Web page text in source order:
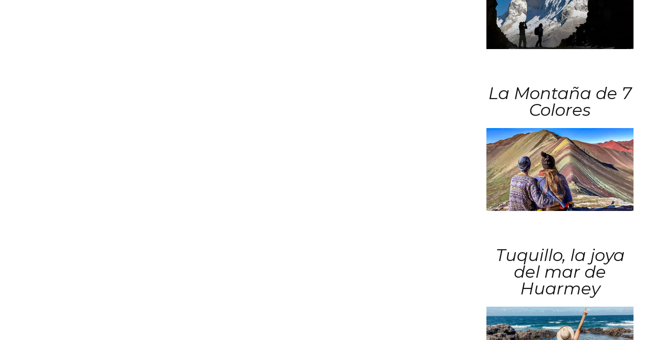
La Montaña de 7
Colores
Tuquillo, la joya
del mar de
Huarmey